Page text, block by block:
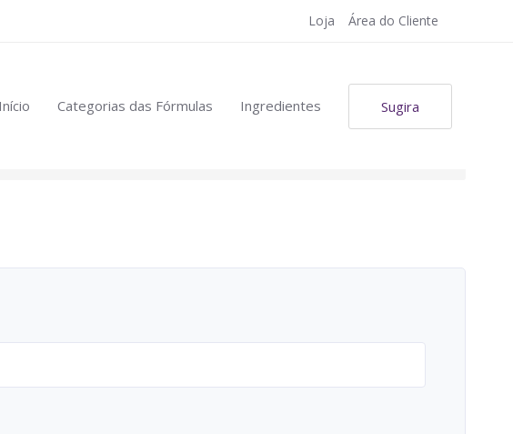
Loja Área do Cliente
Início Categorias das Fórmulas Ingredientes Sugira